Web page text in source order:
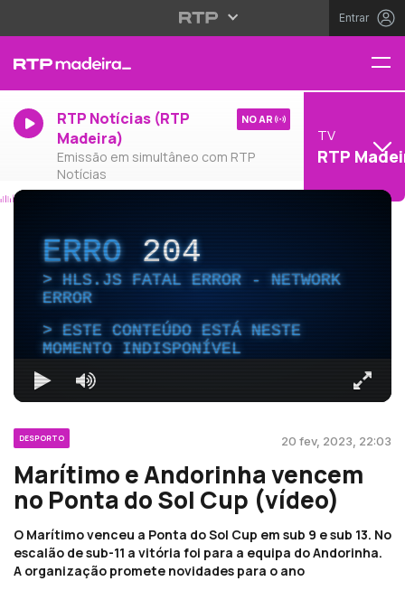
Entrar
RTP Notícias (RTP
Madeira)
Emissão em simultâneo com RTP
Notícias
NO AR
TV
RTP
ERRO204
HLS.JS FATAL ERROR - NETWORK
ERROR
ESTE CONTEÚDO ESTÁ NESTE
MOMENTO INDISPONÍVEL
DESPORTO 20 fev, 2023, 22:03
Marítimo e Andorinha vencem
no Ponta do Sol Cup (vídeo)
O Marítimo venceu a Ponta do Sol Cup em sub 9 e sub 13. No
escalão de sub-11 a vitória foi para a equipa do Andorinha.
A organização promete novidades para o ano